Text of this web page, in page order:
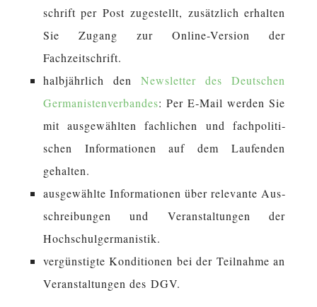
schrift per Post zu­ge­stellt, zu­sätz­lich er­hal­ten
Sie Zugang zur Online-Version der
Fachzeitschrift.
halb­jähr­lich den News­let­ter des Deutschen
Germanistenverbandes: Per E‑Mail werden Sie
mit aus­ge­wähl­ten fach­li­chen und fach­po­li­ti­
schen In­for­ma­tio­nen auf dem Lau­fen­den
gehalten.
aus­ge­wähl­te In­for­ma­tio­nen über re­le­van­te Aus­
schrei­bun­gen und Ver­an­stal­tun­gen der
Hochschulgermanistik.
ver­güns­tig­te Kon­di­tio­nen bei der Teil­nah­me an
Ver­an­stal­tun­gen des DGV.